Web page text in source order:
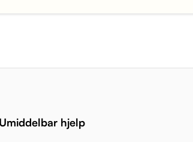
Umiddelbar hjelp